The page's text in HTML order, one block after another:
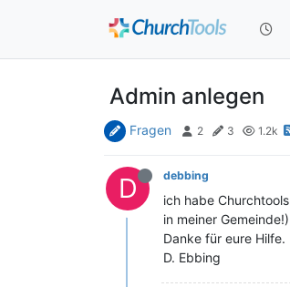
Admin anlegen
Fragen 2 3 1.2k
D debbing
ich habe
in meiner
Danke für eure Hilfe.
D. Ebbing